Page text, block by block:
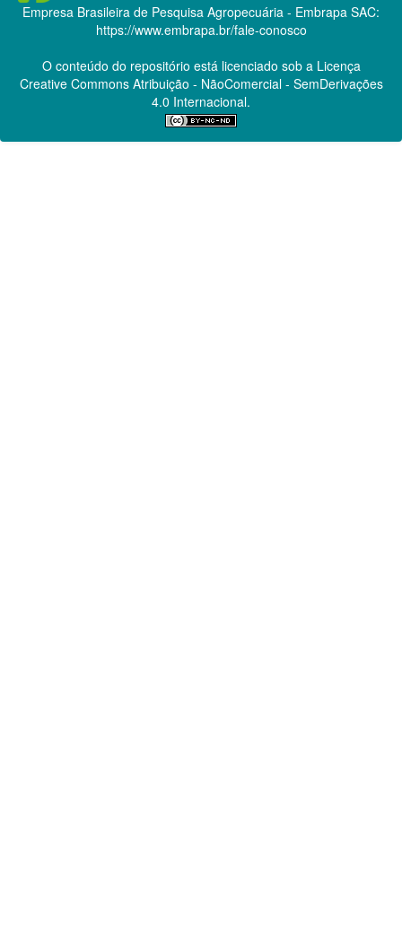
Empresa Brasileira de Pesquisa Agropecuária - Embrapa SAC:
https://www.embrapa.br/fale-conosco
O conteúdo do repositório está licenciado sob a Licença
Creative CommonsAtribuição - NãoComercial - SemDerivações
4.0 Internacional.